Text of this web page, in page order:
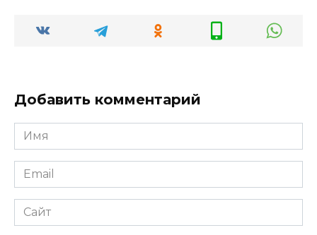
Добавить комментарий
Имя
*
Email
*
Сайт